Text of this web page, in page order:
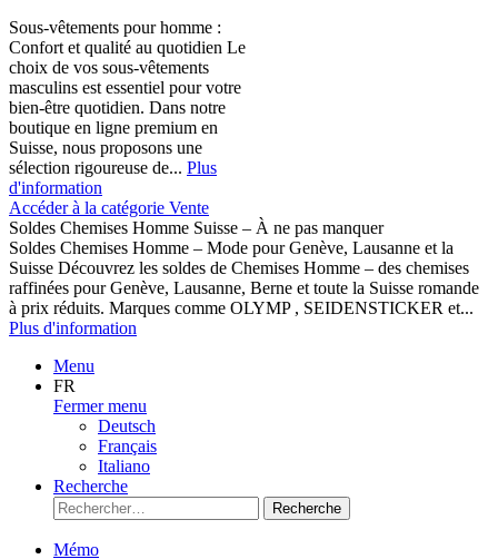
Sous-vêtements pour homme :
Confort et qualité au quotidien Le
choix de vos sous-vêtements
masculins est essentiel pour votre
bien-être quotidien. Dans notre
boutique en ligne premium en
Suisse, nous proposons une
sélection rigoureuse de... Plus
d'information
Accéder à la catégorie Vente
Soldes Chemises Homme Suisse – À ne pas manquer
Soldes Chemises Homme – Mode pour Genève, Lausanne et la
Suisse Découvrez les soldes de Chemises Homme – des chemises
raffinées pour Genève, Lausanne, Berne et toute la Suisse romande
à prix réduits. Marques comme OLYMP , SEIDENSTICKER et...
Plus d'information
Menu
FR
Fermer menu
Deutsch
Français
Italiano
Recherche
Recherche
Mémo